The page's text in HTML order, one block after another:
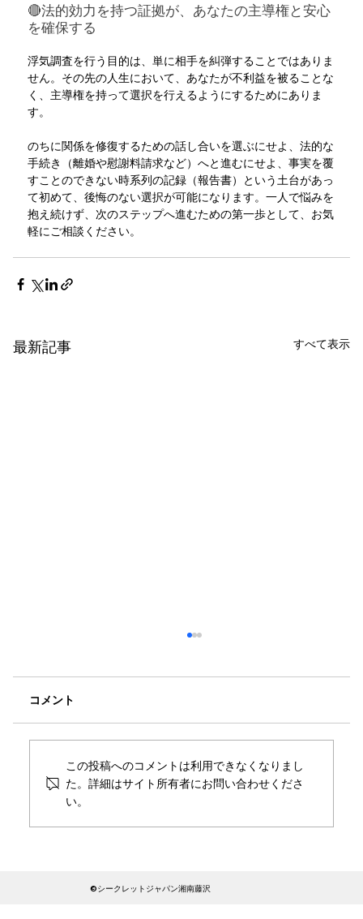
🔴法的効力を持つ証拠が、あなたの主導権と安心
を確保する
浮気調査を行う目的は、単に相手を糾弾することではありま
せん。その先の人生において、あなたが不利益を被ることな
く、主導権を持って選択を行えるようにするためにありま
す。
のちに関係を修復するための話し合いを選ぶにせよ、法的な
手続き（離婚や慰謝料請求など）へと進むにせよ、事実を覆
すことのできない時系列の記録（報告書）という土台があっ
て初めて、後悔のない選択が可能になります。一人で悩みを
抱え続けず、次のステップへ進むための第一歩として、お気
軽にご相談ください。
最新記事 すべて表示
「関西出張」の嘘は新横浜で暴かれる。
コメント
この投稿へのコメントは利用できなくなりまし
た。詳細はサイト所有者にお問い合わせくださ
い。
​©シークレットジャパン湘南藤沢